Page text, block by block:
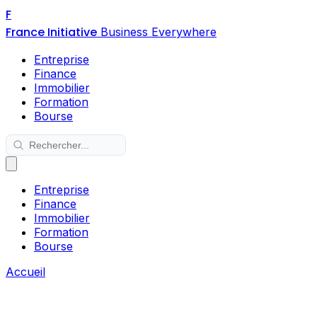
F
France Initiative Business Everywhere
Entreprise
Finance
Immobilier
Formation
Bourse
Entreprise
Finance
Immobilier
Formation
Bourse
Accueil